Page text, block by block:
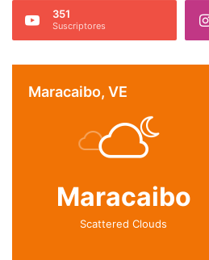
351
Suscriptores
Maracaibo, VE
Maracaibo
Scattered Clouds